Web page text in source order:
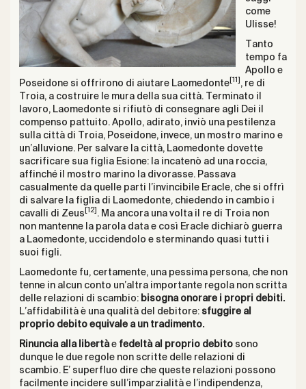
come
Ulisse!
Tanto
tempo fa
Apollo e
Poseidone si offrirono di aiutare Laomedonte [11]
, re di
Troia, a costruire le mura della sua città. Terminato il
lavoro, Laomedonte si rifiutò di consegnare agli Dei il
compenso pattuito. Apollo, adirato, inviò una pestilenza
sulla città di Troia, Poseidone, invece, un mostro marino e
un’alluvione. Per salvare la città, Laomedonte dovette
sacrificare sua figlia Esione: la incatenò ad una roccia,
affinché il mostro marino la divorasse. Passava
casualmente da quelle parti l’invincibile Eracle, che si offrì
di salvare la figlia di Laomedonte, chiedendo in cambio i
cavalli di Zeus [12] . Ma ancora una volta il re di Troia non
non mantenne la parola data e così Eracle dichiarò guerra
a Laomedonte, uccidendolo e sterminando quasi tutti i
suoi figli.
Laomedonte fu, certamente, una pessima persona, che non
tenne in alcun conto un’altra importante regola non scritta
delle relazioni di scambio: bisogna onorare i propri debiti.
L’affidabilità è una qualità del debitore: sfuggire al
proprio debito equivale a un tradimento.
Rinuncia alla libertàe fedeltà al proprio debitosono
dunque le due regole non scritte delle relazioni di
scambio. E’ superfluo dire che queste relazioni possono
facilmente incidere sull’imparzialità e l’indipendenza,